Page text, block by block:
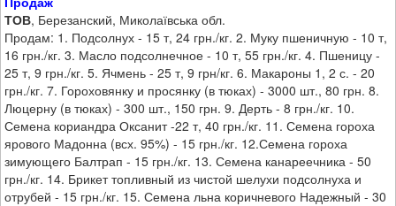
ТОВ, Березанский, Миколаївська обл.
Продам: 1. Подсолнух - 15 т, 24 грн./кг. 2. Муку пшеничную - 10 т,
16 грн./кг. 3. Масло подсолнечное - 10 т, 55 грн./кг. 4. Пшеницу -
25 т, 9 грн./кг. 5. Ячмень - 25 т, 9 грн/кг. 6. Макароны 1, 2 с. - 20
грн./кг. 7. Гороховянку и просянку (в тюках) - 3000 шт., 80 грн. 8.
Люцерну (в тюках) - 300 шт., 150 грн. 9. Дерть - 8 грн./кг. 10.
Семена кориандра Оксанит -22 т, 40 грн./кг. 11. Семена гороха
ярового Мадонна (всх. 95%) - 15 грн./кг. 12.Семена гороха
зимующего Балтрап - 15 грн./кг. 13. Семена канареечника - 50
грн./кг. 14. Брикет топливный из чистой шелухи подсолнуха и
отрубей - 15 грн./кг. 15. Семена льна коричневого Надежный - 30